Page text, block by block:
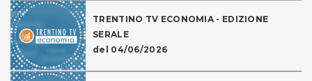
TRENTINO TV ECONOMIA - EDIZIONE
SERALE
del 04/06/2026